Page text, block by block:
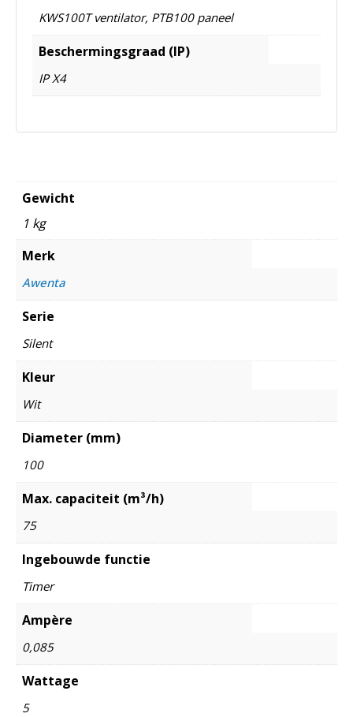
KWS100T ventilator, PTB100 paneel
Beschermingsgraad (IP)
IP X4
Gewicht
1 kg
Merk
Awenta
Serie
Silent
Kleur
Wit
Diameter (mm)
100
Max. capaciteit (m³/h)
75
Ingebouwde functie
Timer
Ampère
0,085
Wattage
5